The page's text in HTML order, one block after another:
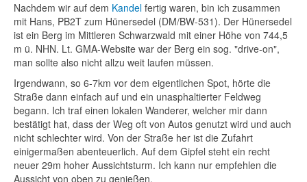
Nachdem wir auf dem Kandel fertig waren, bin ich zusammen
mit Hans, PB2T zum Hünersedel (DM/BW-531). Der Hünersedel
ist ein Berg im Mittleren Schwarzwald mit einer Höhe von 744,5
m ü. NHN. Lt. GMA-Website war der Berg ein sog. "drive-on",
man sollte also nicht allzu weit laufen müssen.
Irgendwann, so 6-7km vor dem eigentlichen Spot, hörte die
Straße dann einfach auf und ein unasphaltierter Feldweg
begann. Ich traf einen lokalen Wanderer, welcher mir dann
bestätigt hat, dass der Weg oft von Autos genutzt wird und auch
nicht schlechter wird. Von der Straße her ist die Zufahrt
einigermaßen abenteuerlich. Auf dem Gipfel steht ein recht
neuer 29m hoher Aussichtsturm. Ich kann nur empfehlen die
Aussicht von oben zu genießen.